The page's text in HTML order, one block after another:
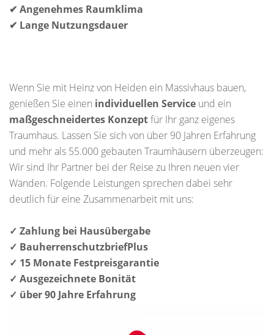
✔ Angenehmes Raumklima
✔ Lange Nutzungsdauer
Wenn Sie mit Heinz von Heiden ein Massivhaus bauen,
genießen Sie einen individuellen Service und ein
maßgeschneidertes Konzeptfür Ihr ganz eigenes
Traumhaus. Lassen Sie sich von über 90 Jahren Erfahrung
und mehr als 55.000 gebauten Traumhäusern überzeugen:
Wir sind Ihr Partner bei der Reise zu Ihren neuen vier
Wänden. Folgende Leistungen sprechen dabei sehr
deutlich für eine Zusammenarbeit mit uns:
✓ Zahlung bei Hausübergabe
✓ BauherrenschutzbriefPlus
✓ 15 Monate Festpreisgarantie
✓ Ausgezeichnete Bonität
✓ über 90 Jahre Erfahrung